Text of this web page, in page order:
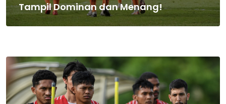
Tampil Dominan dan Menang!